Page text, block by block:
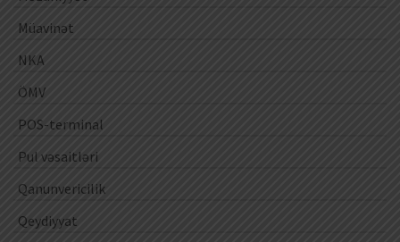
Müavinət
NKA
ÖMV
POS-terminal
Pul vəsaitləri
Qanunvericilik
Qeydiyyat